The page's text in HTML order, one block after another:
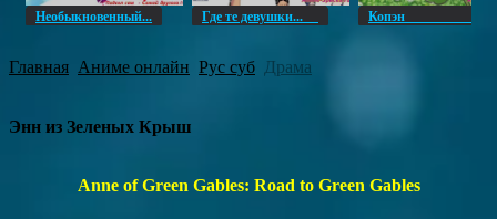
Необыкновенный... Где те девушки... Копэн
Главная Аниме онлайн Рус суб Драма
Энн из Зеленых Крыш
Anne of Green Gables: Road to Green Gables